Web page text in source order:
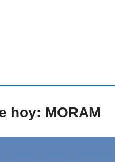
hoy: MORAM